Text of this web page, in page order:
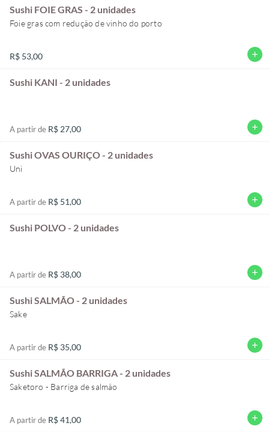
Sushi FOIE GRAS - 2 unidades
Foie gras com redução de vinho do porto
R$ 53,00 add
Sushi KANI - 2 unidades
A partir de R$ 27,00 add
Sushi OVAS OURIÇO - 2 unidades
Uni
A partir de R$ 51,00 add
Sushi POLVO - 2 unidades
A partir de R$ 38,00 add
Sushi SALMÃO - 2 unidades
Sake
A partir de R$ 35,00 add
Sushi SALMÃO BARRIGA - 2 unidades
Saketoro - Barriga de salmão
A partir de R$ 41,00 add